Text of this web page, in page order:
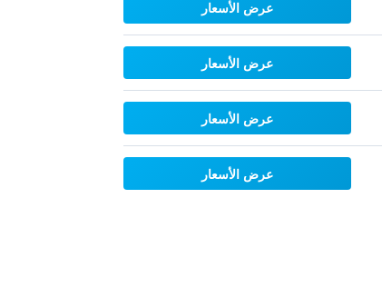
عرض الأسعار
عرض الأسعار
عرض الأسعار
عرض الأسعار